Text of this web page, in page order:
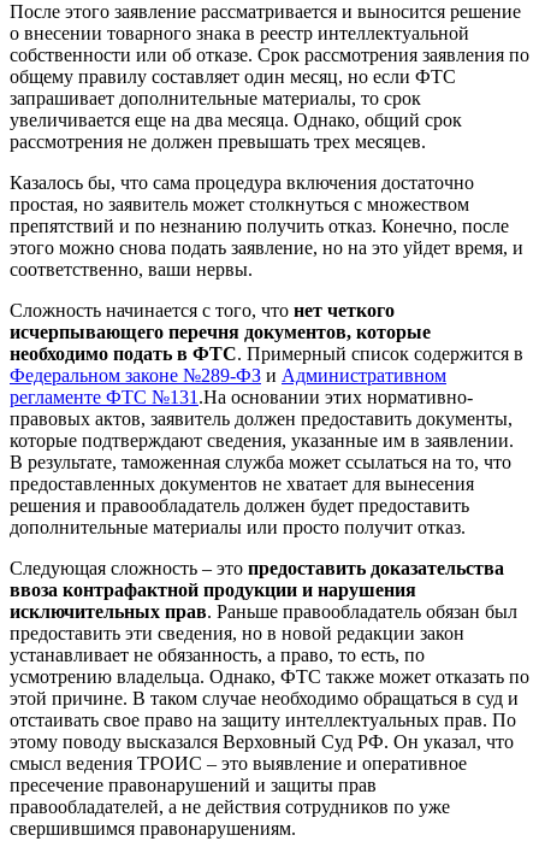
После этого заявление рассматривается и выносится решение
о внесении товарного знака в реестр интеллектуальной
собственности или об отказе. Срок рассмотрения заявления по
общему правилу составляет один месяц, но если ФТС
запрашивает дополнительные материалы, то срок
увеличивается еще на два месяца. Однако, общий срок
рассмотрения не должен превышать трех месяцев.
Казалось бы, что сама процедура включения достаточно
простая, но заявитель может столкнуться с множеством
препятствий и по незнанию получить отказ. Конечно, после
этого можно снова подать заявление, но на это уйдет время, и
соответственно, ваши нервы.
Сложность начинается с того, что нет четкого
исчерпывающего перечня документов, которые
необходимо подать в ФТС. Примерный список содержится в
Федеральном законе №289-ФЗ и Административном
регламенте ФТС №131 .На основании этих нормативно-
правовых актов, заявитель должен предоставить документы,
которые подтверждают сведения, указанные им в заявлении.
В результате, таможенная служба может ссылаться на то, что
предоставленных документов не хватает для вынесения
решения и правообладатель должен будет предоставить
дополнительные материалы или просто получит отказ.
Следующая сложность – это предоставить доказательства
ввоза контрафактной продукции и нарушения
исключительных прав. Раньше правообладатель обязан был
предоставить эти сведения, но в новой редакции закон
устанавливает не обязанность, а право, то есть, по
усмотрению владельца. Однако, ФТС также может отказать по
этой причине. В таком случае необходимо обращаться в суд и
отстаивать свое право на защиту интеллектуальных прав. По
этому поводу высказался Верховный Суд РФ. Он указал, что
смысл ведения ТРОИС – это выявление и оперативное
пресечение правонарушений и защиты прав
правообладателей, а не действия сотрудников по уже
свершившимся правонарушениям.